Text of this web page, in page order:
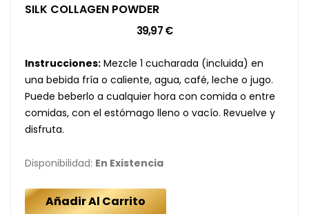
SILK COLLAGEN POWDER
39,97 €
Instrucciones: Mezcle 1 cucharada (incluida) en
una bebida fría o caliente, agua, café, leche o jugo.
Puede beberlo a cualquier hora con comida o entre
comidas, con el estómago lleno o vacío. Revuelve y
disfruta.
Disponibilidad: En Existencia
Añadir Al Carrito